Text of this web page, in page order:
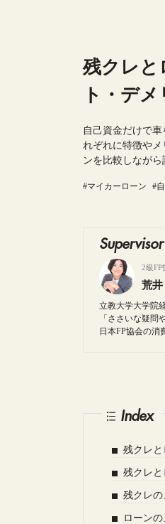
残クレと
ト・デ
自己資金だけで
れぞれに特徴や
ンを比較しながら
#マイカーローン #
Supervisor
2級FP
荒井
立教大学大学院
「ささいな疑問
日本FP協会の消
Index
残クレと
残クレ
残クレの
ローン